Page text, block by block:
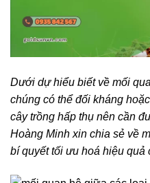
Dưới dự hiểu biết về mối
chúng có thể đối kháng
cây trồng hấp thụ nên cần
Hoàng Minh xin chia sẻ về
bí quyết tối ưu hoá hiệu quả